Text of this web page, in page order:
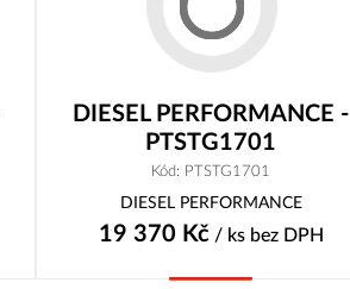
DIESEL PERFORMANCE -
PTSTG1701
Kód: PTSTG1701
DIESEL PERFORMANCE
19 370 Kč/ ks bez DPH